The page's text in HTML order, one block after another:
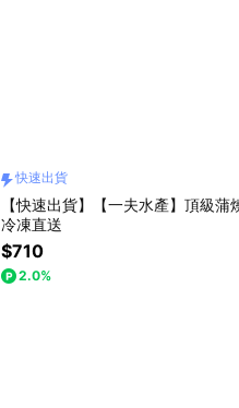
快速出貨
【快速出貨】【一夫水產】頂級蒲
冷凍直送
$710
2.0%